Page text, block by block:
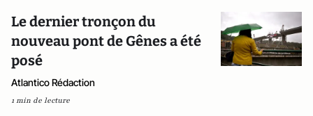
Le dernier tronçon du
nouveau pont de Gênes a été
posé
Atlantico Rédaction
1 min de lecture